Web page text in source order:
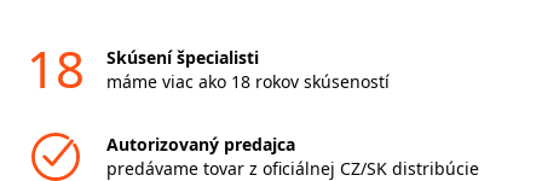
18
Skúsení špecialisti
máme viac ako 18 rokov skúseností
Autorizovaný predajca
predávame tovar z oficiálnej CZ/SK distribúcie